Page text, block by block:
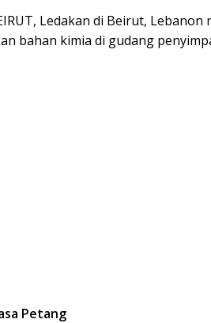
Ledakan di Beirut,
bahan kimia di gudang
Petang